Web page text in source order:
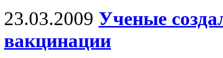
23.03.2009 Ученые
вакцинации